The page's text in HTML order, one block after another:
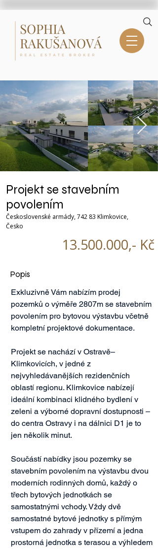
Projekt se stavebním
povolením
Československé armády, 742 83 Klimkovice,
Česko
13.500.000,- Kč
Popis
Exkluzivně Vám nabízím prodej
pozemků o výměře 2807m se stavebním
povolením pro bytovou výstavbu včetně
kompletní projektové dokumentace.
Projekt se nachází v Ostravě–
Klimkovicích, v jedné z
nejvyhledávanějších rezidenčních
oblastí regionu. Klimkovice nabízejí
ideální kombinaci klidného bydlení v
zeleni a výborné dopravní dostupnosti –
do centra Ostravy i na dálnici D1 je to
jen několik minut.
Součástí nabídky jsou pozemky se
stavebním povolením na výstavbu dvou
moderních rodinných domů, každý o
třech bytových jednotkách se
samostatnými vchody.​ Vždy dvě
samostatné bytové jednotky s přímým
vstupem do zahrady v přízemí a jedna
prostorná jednotka s terasou a výhledem